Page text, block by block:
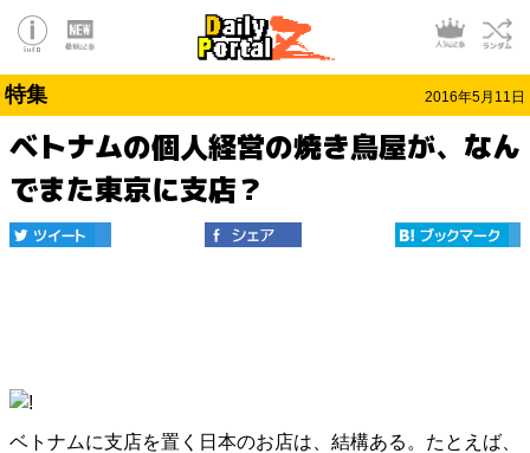
特集 2016年5月11日
ベトナムの個人経営の焼き鳥屋が、なん
でまた東京に支店？
ベトナムに支店を置く日本のお店は、結構ある。たとえば、